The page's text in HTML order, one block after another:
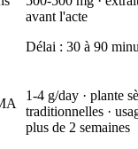
avant l'acte
Délai : 30 à 90
1-4 g/day · plante
traditionnelles ·
plus de 2 semaines